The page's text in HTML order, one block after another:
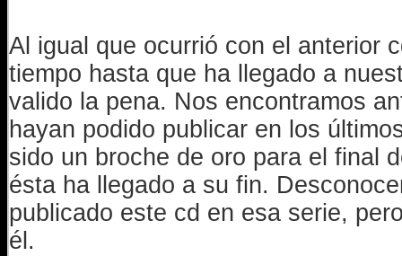
Al igual que ocurrió con el anterior
tiempo hasta que ha llegado a
valido la pena. Nos encontramos
hayan podido publicar en los
sido un broche de oro para el final
ésta ha llegado a su fin.
publicado este cd en esa serie,
él.